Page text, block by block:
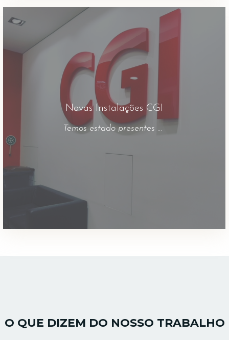
Novas Instalações CGI
Temos estado presentes nas decorações dos vários edifícios da CGI. Desde a escritórios, a recepções, às cantinas, vamos sempre tentando acompanhar ps desafios que nos propõem. Inovámos nas salas de reuniões, onde os conectores foram impressos e aplicado verniz para maior destaque.
O QUE DIZEM DO NOSSO TRABALHO